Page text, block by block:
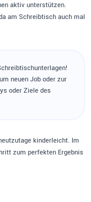
aktiv unterstützen.
am Schreibtisch auch mal
neuen Job oder zur
oder Ziele des
kinderleicht. Im
zum perfekten Ergebnis